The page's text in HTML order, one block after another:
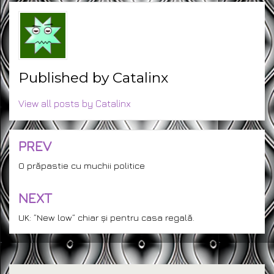
Published by Catalinx
View all posts by Catalinx
Post
navigation
PREV
O prăpastie cu muchii politice
NEXT
UK: ”New low” chiar și pentru casa regală.